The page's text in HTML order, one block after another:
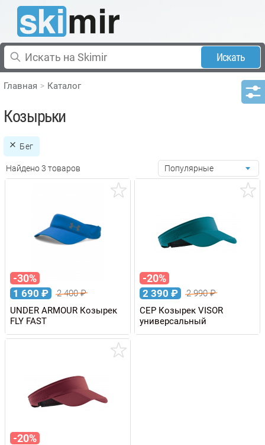
Искать
Главная Каталог
Козырьки
Бег
Найдено 3 товаров Популярные
-30%
1 690 ₽ 2 400₽
UNDER ARMOUR Козырек
FLY FAST
-20%
2 390 ₽ 2 990₽
CEP Козырек VISOR
универсальный
-20%